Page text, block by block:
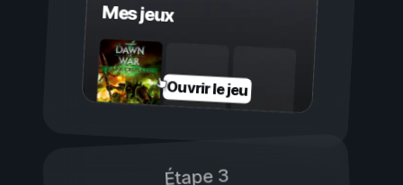
Mes jeux
Ouvrir le jeu
Étape 3